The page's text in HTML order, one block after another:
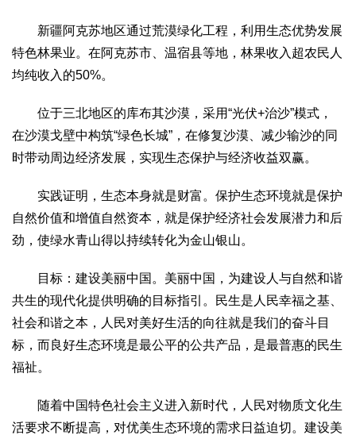
新疆阿克苏地区通过荒漠绿化工程，利用生态优势发展
特色林果业。在阿克苏市、温宿县等地，林果收入超农民人
均纯收入的50%。
位于三北地区的库布其沙漠，采用“光伏+治沙”模式，
在沙漠戈壁中构筑“绿色长城”，在修复沙漠、减少输沙的同
时带动周边经济发展，实现生态保护与经济收益双赢。
实践证明，生态本身就是财富。保护生态环境就是保护
自然价值和增值自然资本，就是保护经济社会发展潜力和后
劲，使绿水青山得以持续转化为金山银山。
目标：建设美丽中国。美丽中国，为建设人与自然和谐
共生的现代化提供明确的目标指引。民生是人民幸福之基、
社会和谐之本，人民对美好生活的向往就是我们的奋斗目
标，而良好生态环境是最公平的公共产品，是最普惠的民生
福祉。
随着中国特色社会主义进入新时代，人民对物质文化生
活要求不断提高，对优美生态环境的需求日益迫切。建设美